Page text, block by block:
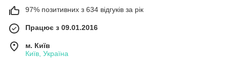
97% позитивних з 634 відгуків за рік
Працює з 09.01.2016
м. Київ
Київ, Україна